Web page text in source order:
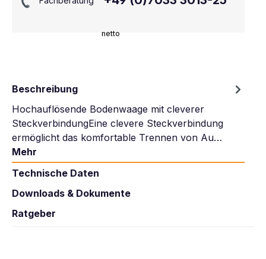
netto
Beschreibung
Hochauflösende Bodenwaage mit cleverer
SteckverbindungEine clevere Steckverbindung
ermöglicht das komfortable Trennen von Au…
Mehr
Technische Daten
Downloads & Dokumente
Ratgeber